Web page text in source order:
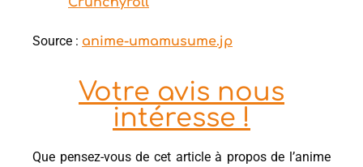
Source : anime-umamusume.jp
Votre avis nous
intéresse !
Que pensez-vous de cet article à propos de l’anime